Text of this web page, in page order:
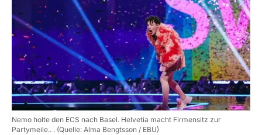
Nemo holte den ECS nach Basel. Helvetia macht Firmensitz zur
Partymeile.. . (Quelle: Alma Bengtsson / EBU)